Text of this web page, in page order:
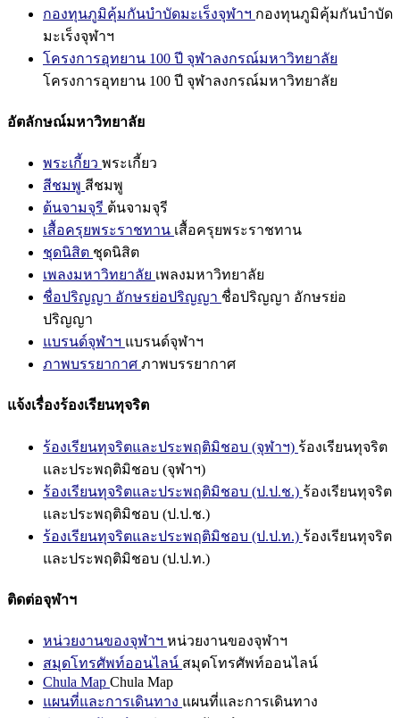
กองทุนภูมิคุ้มกันบำบัดมะเร็งจุฬาฯ กองทุนภูมิคุ้มกันบำบัด
มะเร็งจุฬาฯ
โครงการอุทยาน 100 ปี จุฬาลงกรณ์มหาวิทยาลัย
โครงการอุทยาน 100 ปี จุฬาลงกรณ์มหาวิทยาลัย
อัตลักษณ์มหาวิทยาลัย
พระเกี้ยว พระเกี้ยว
สีชมพู สีชมพู
ต้นจามจุรี ต้นจามจุรี
เสื้อครุยพระราชทาน เสื้อครุยพระราชทาน
ชุดนิสิต ชุดนิสิต
เพลงมหาวิทยาลัย เพลงมหาวิทยาลัย
ชื่อปริญญา อักษรย่อปริญญา ชื่อปริญญา อักษรย่อ
ปริญญา
แบรนด์จุฬาฯ แบรนด์จุฬาฯ
ภาพบรรยากาศ ภาพบรรยากาศ
แจ้งเรื่องร้องเรียนทุจริต
ร้องเรียนทุจริตและประพฤติมิชอบ (จุฬาฯ) ร้องเรียนทุจริต
และประพฤติมิชอบ (จุฬาฯ)
ร้องเรียนทุจริตและประพฤติมิชอบ (ป.ป.ช.) ร้องเรียนทุจริต
และประพฤติมิชอบ (ป.ป.ช.)
ร้องเรียนทุจริตและประพฤติมิชอบ (ป.ป.ท.) ร้องเรียนทุจริต
และประพฤติมิชอบ (ป.ป.ท.)
ติดต่อจุฬาฯ
หน่วยงานของจุฬาฯ หน่วยงานของจุฬาฯ
สมุดโทรศัพท์ออนไลน์ สมุดโทรศัพท์ออนไลน์
Chula Map Chula Map
แผนที่และการเดินทาง แผนที่และการเดินทาง